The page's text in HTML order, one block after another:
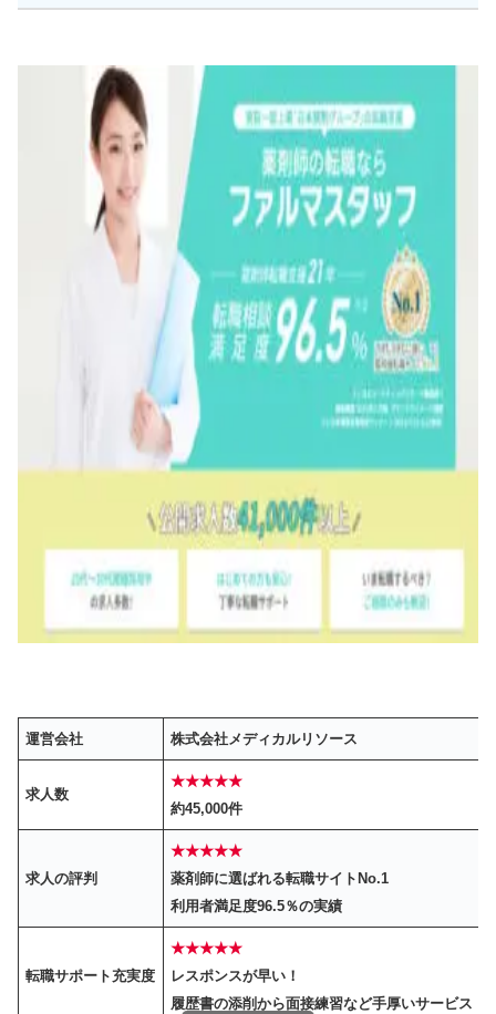
運営会社 株式会社メディカルリソース
求人数
★★★★★
約45,000件
求人の評判
★★★★★
薬剤師に選ばれる転職サイトNo.1
利用者満足度96.5％の実績
転職サポート充実度
★★★★★
レスポンスが早い！
履歴書の添削から面接練習など手厚いサービス